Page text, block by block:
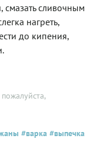
смазать сливочным
нагреть,
до кипения,
#варка #выпечка